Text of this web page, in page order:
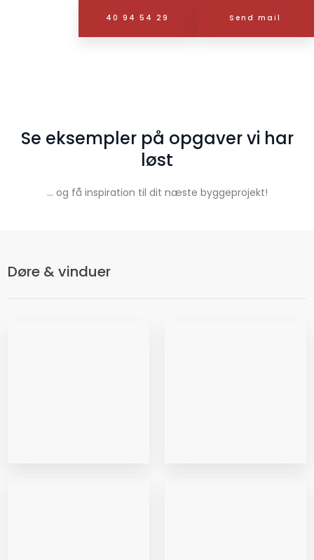
40 94 54 29 Send mail
Se eksempler på opgaver vi ​har
løst
... og få inspiration til dit næste byggeprojekt!​
​Døre & vinduer